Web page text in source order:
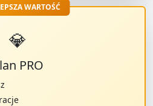
WARTOŚĆ
💎
PRO